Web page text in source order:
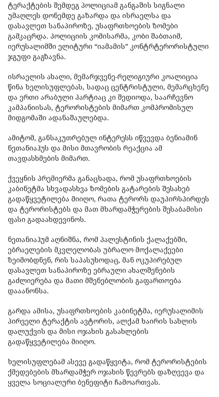
ტერაქტების შემდეგ პოლიციამ განგაშის სიგნალი
უმაღლეს დონემდე გაზარდა და ისრაელსა და
დასავლეთ სანაპიროზე, უსაფრთხოების ზომები
გამკაცრდა. პოლიციის კომისარმა, კობი შაბთაიმ,
იერუსალიმში ელიტური “იამამის” კონტრტერორისტული
ჯგუფი გაგზავნა.
ისრაელის ახალი, მემარჯვენე-რელიგიური კოალიცია
წინა ხელისუფლებას, სადაც ცენტრისტული, მემარცხენე
და ერთი არაბული პარტიაც კი შედიოდა, საარჩევნო
კამპანიისას, ტერორისტების მიმართ კომპრომისულ
მიდგომაში ადანაშაულებდა.
ამიტომ, განსაკუთრებულ ინტერესს იწვევდა ბენიამინ
ნეთანიაჰუს და მისი მთავრობის რეაქცია ამ
თავდასხმების მიმართ.
ქვეყნის პრემიერმა განაცხადა, რომ უსაფრთხოების
კაბინეტმა სხვადასხვა ზომების გატარების შესახებ
გადაწყვეტილება მიიღო, რათა ტერორს დაუპირსპირდეს
და ტერორისტებს და მათ მხარდამჭერების შესაბამისი
ფასი გადაახდევინოს.
ნეთანიაჰუმ აღნიშნა, რომ პალესტინის ქალაქებში,
ებრაელების მკვლელობას უბრალო მოქალაქეები
ზეიმობდნენ, რის საპასუხოდაც, მან ოკუპირებულ
დასავლეთ სანაპიროზე ებრაული ახალშენების
გაძლიერება და მათი მშენებლობის გაფართოება
დააანონსა.
გარდა ამისა, უსაფრთხოების კაბინეტმა, იერუსალიმის
პირველი ტერაქტის ავტორის, ალქამ ხაირის სახლის
დალუქვის და მისი ოჯახის გასახლების
გადაწყვეტილება მიიღო.
ხელისუფლებამ ასევე გადაწყვიტა, რომ ტერორისტების
ქმედებების მხარდამჭერ ოჯახის წევრებს დაზღვევა და
ყველა სოციალური ბენეფიტი ჩამოართვას.